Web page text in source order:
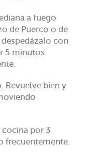
a fuego
de Puerco o de
con
5 minutos
Revuelve bien y
cocina por 3
frecuentemente.